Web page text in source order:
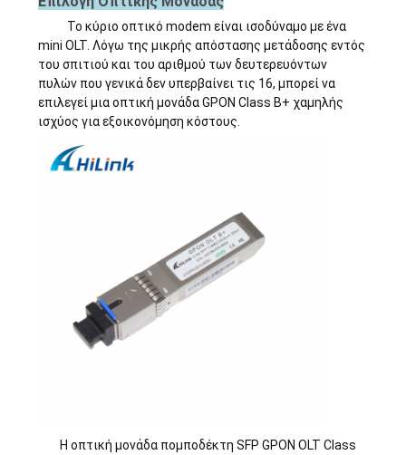
Το κύριο οπτικό modem είναι ισοδύναμο με ένα
mini OLT. Λόγω της μικρής απόστασης μετάδοσης εντός
του σπιτιού και του αριθμού των δευτερευόντων
πυλών που γενικά δεν υπερβαίνει τις 16, μπορεί να
επιλεγεί μια οπτική μονάδα GPON Class B+ χαμηλής
ισχύος για εξοικονόμηση κόστους.
Η οπτική μονάδα πομποδέκτη SFP GPON OLT Class